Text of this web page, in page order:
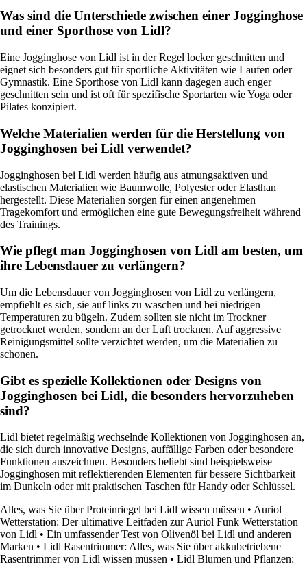
Was sind die Unterschiede zwischen einer Jogginghose
und einer Sporthose von Lidl?
Eine Jogginghose von Lidl ist in der Regel locker geschnitten und
eignet sich besonders gut für sportliche Aktivitäten wie Laufen oder
Gymnastik. Eine Sporthose von Lidl kann dagegen auch enger
geschnitten sein und ist oft für spezifische Sportarten wie Yoga oder
Pilates konzipiert.
Welche Materialien werden für die Herstellung von
Jogginghosen bei Lidl verwendet?
Jogginghosen bei Lidl werden häufig aus atmungsaktiven und
elastischen Materialien wie Baumwolle, Polyester oder Elasthan
hergestellt. Diese Materialien sorgen für einen angenehmen
Tragekomfort und ermöglichen eine gute Bewegungsfreiheit während
des Trainings.
Wie pflegt man Jogginghosen von Lidl am besten, um
ihre Lebensdauer zu verlängern?
Um die Lebensdauer von Jogginghosen von Lidl zu verlängern,
empfiehlt es sich, sie auf links zu waschen und bei niedrigen
Temperaturen zu bügeln. Zudem sollten sie nicht im Trockner
getrocknet werden, sondern an der Luft trocknen. Auf aggressive
Reinigungsmittel sollte verzichtet werden, um die Materialien zu
schonen.
Gibt es spezielle Kollektionen oder Designs von
Jogginghosen bei Lidl, die besonders hervorzuheben
sind?
Lidl bietet regelmäßig wechselnde Kollektionen von Jogginghosen an,
die sich durch innovative Designs, auffällige Farben oder besondere
Funktionen auszeichnen. Besonders beliebt sind beispielsweise
Jogginghosen mit reflektierenden Elementen für bessere Sichtbarkeit
im Dunkeln oder mit praktischen Taschen für Handy oder Schlüssel.
Alles, was Sie über Proteinriegel bei Lidl wissen müssen • Auriol
Wetterstation: Der ultimative Leitfaden zur Auriol Funk Wetterstation
von Lidl • Ein umfassender Test von Olivenöl bei Lidl und anderen
Marken • Lidl Rasentrimmer: Alles, was Sie über akkubetriebene
Rasentrimmer von Lidl wissen müssen • Lidl Blumen und Pflanzen: